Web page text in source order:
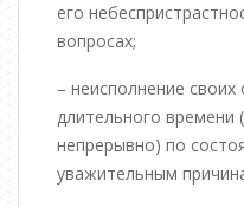
его
вопросах;
– неисполнение
длительного времени
непрерывно) по
уважительным